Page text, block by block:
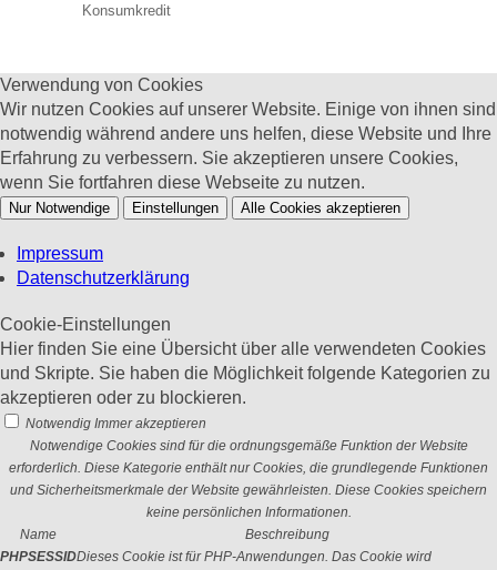
Konsumkredit
Verwendung von Cookies
Wir nutzen Cookies auf unserer Website. Einige von ihnen sind
notwendig während andere uns helfen, diese Website und Ihre
Erfahrung zu verbessern. Sie akzeptieren unsere Cookies,
wenn Sie fortfahren diese Webseite zu nutzen.
Nur Notwendige Einstellungen Alle Cookies akzeptieren
Impressum
Datenschutzerklärung
Cookie-Einstellungen
Hier finden Sie eine Übersicht über alle verwendeten Cookies
und Skripte. Sie haben die Möglichkeit folgende Kategorien zu
akzeptieren oder zu blockieren.
Notwendig Immer akzeptieren
Notwendige Cookies sind für die ordnungsgemäße Funktion der Website
erforderlich. Diese Kategorie enthält nur Cookies, die grundlegende Funktionen
und Sicherheitsmerkmale der Website gewährleisten. Diese Cookies speichern
keine persönlichen Informationen.
Name
Beschreibung
PHPSESSIDDieses Cookie ist für PHP-Anwendungen. Das Cookie wird